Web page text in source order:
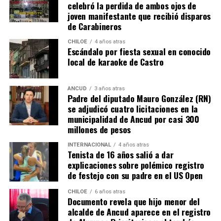
muchas familias que desde hace un tiempo venían
tramitando la regularización de sus sitios, aunque ahora
también tendrán que responder con algunos requisitos
como por ejemplo tener un periodo de ocupación de la
propiedad por más de 5 años.
“Efectivamente al interpretar el dictamen de
Contraloría, si bien es cierto, permite nuevamente
sanear sitios, sobre la propiedad particular en el
sector rural específicamente, viene con algunas
precisiones y van a ser más rigurosos en la
ocupación material, es decir, la persona que quiera
sanear tiene que tener un inmueble construido
sobre el sitio, tiene que estar cerrado, tiene que
estar conectado idealmente a los servicios básicos,
idealmente a agua potable, luz eléctrica y tener
dominio de ocupación material por más de 5 años,
como lo dice la Ley”,recalcó el consejero de la
provincia de Chiloé.
celebró la perdida de ambos ojos de
joven manifestante que recibió disparos
de Carabineros
CHILOE 4 años atras
Escándalo por fiesta sexual en conocido
local de karaoke de Castro
ANCUD 3 años atras
Padre del diputado Mauro González (RN)
se adjudicó cuatro licitaciones en la
municipalidad de Ancud por casi 300
millones de pesos
INTERNACIONAL 4 años atras
Tenista de 16 años salió a dar
explicaciones sobre polémico registro
de festejo con su padre en el US Open
CHILOE 6 años atras
Documento revela que hijo menor del
alcalde de Ancud aparece en el registro